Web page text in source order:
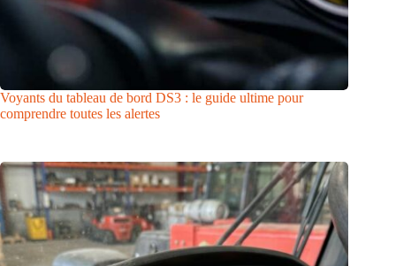
Voyants du tableau de bord DS3 : le guide ultime pour
comprendre toutes les alertes